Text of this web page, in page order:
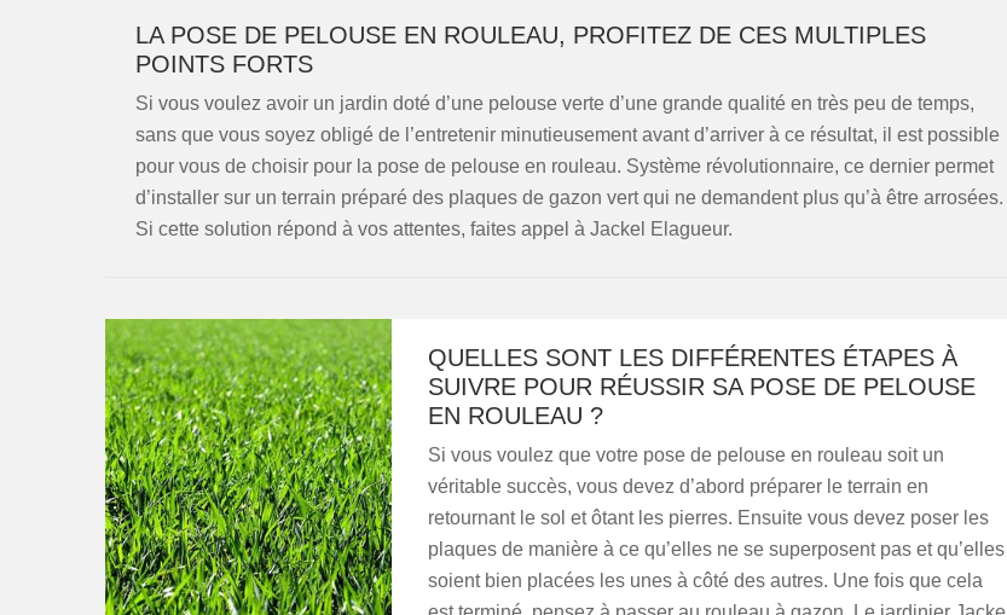
LA POSE DE PELOUSE EN ROULEAU, PROFITEZ DE CES MULTIPLES
POINTS FORTS
Si vous voulez avoir un jardin doté d’une pelouse verte d’une grande qualité en très peu de temps,
sans que vous soyez obligé de l’entretenir minutieusement avant d’arriver à ce résultat, il est possible
pour vous de choisir pour la pose de pelouse en rouleau. Système révolutionnaire, ce dernier permet
d’installer sur un terrain préparé des plaques de gazon vert qui ne demandent plus qu’à être arrosées.
Si cette solution répond à vos attentes, faites appel à Jackel Elagueur.
QUELLES SONT LES DIFFÉRENTES ÉTAPES À
SUIVRE POUR RÉUSSIR SA POSE DE PELOUSE
EN ROULEAU ?
Si vous voulez que votre pose de pelouse en rouleau soit un
véritable succès, vous devez d’abord préparer le terrain en
retournant le sol et ôtant les pierres. Ensuite vous devez poser les
plaques de manière à ce qu’elles ne se superposent pas et qu’elles
soient bien placées les unes à côté des autres. Une fois que cela